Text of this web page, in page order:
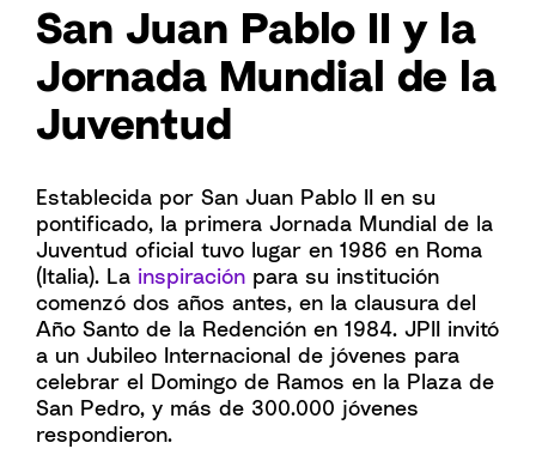
San Juan Pablo II y la
Jornada Mundial de la
Juventud
Establecida por San Juan Pablo II en su
pontificado, la primera Jornada Mundial de la
Juventud oficial tuvo lugar en 1986 en Roma
(Italia). La inspiración para su institución
comenzó dos años antes, en la clausura del
Año Santo de la Redención en 1984. JPII invitó
a un Jubileo Internacional de jóvenes para
celebrar el Domingo de Ramos en la Plaza de
San Pedro, y más de 300.000 jóvenes
respondieron.